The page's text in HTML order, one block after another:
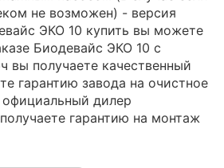
не возможен) - версия
ЭКО 10 купить вы можете
Биодевайс ЭКО 10 с
вы получаете качественный
гарантию завода на очистное
дилер
гарантию на монтаж